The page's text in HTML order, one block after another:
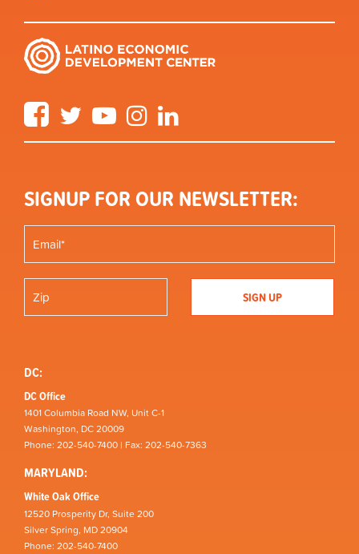
FacebookTwitter YouTube Instagram
SIGNUP FOR OUR NEWSLETTER:
DC:
DC Office
1401 Columbia Road NW, Unit C-1
Washington, DC 20009
Phone: 202-540-7400 | Fax: 202-540-7363
MARYLAND:
White Oak Office
12520 Prosperity Dr, Suite 200
Silver Spring, MD 20904
Phone: 202-540-7400